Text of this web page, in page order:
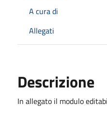
A cura di
Allegati
Descrizione
In allegato il modulo